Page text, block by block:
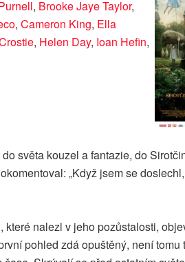
, Brooke Jaye Taylor,
, Cameron King, Ella
, Helen Day, Ioan Hefin,
světa kouzel a fantazie, do
„Když jsem se
nalezl v jeho pozůstalosti,
pohled zdá opuštěný, není tomu